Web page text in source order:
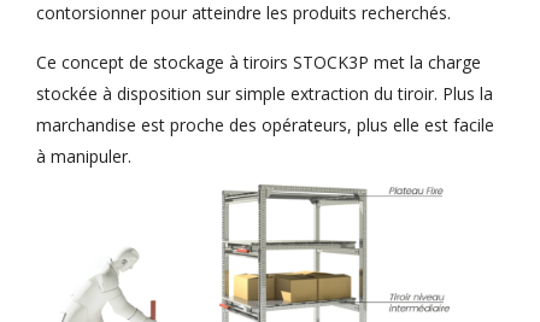
contorsionner pour atteindre les produits recherchés.
Ce concept de stockage à tiroirs STOCK3P met la charge
stockée à disposition sur simple extraction du tiroir. Plus la
marchandise est proche des opérateurs, plus elle est facile
à manipuler.